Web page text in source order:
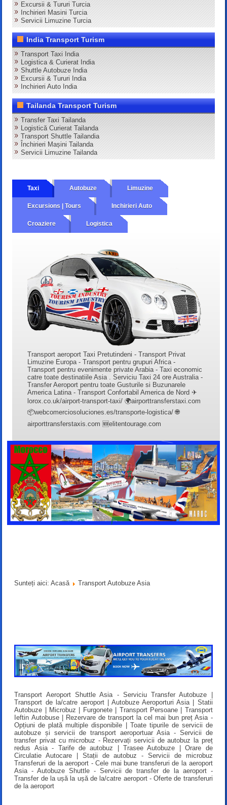
Excursii & Tururi Turcia
Inchirieri Masini Turcia
Servicii Limuzine Turcia
India Transport Turism
Transport Taxi India
Logistica & Curierat India
Shuttle Autobuze India
Excursii & Tururi India
Inchirieri Auto India
Tailanda Transport Turism
Transfer Taxi Tailanda
Logistică Curierat Tailanda
Transport Shuttle Tailandia
Închirieri Mașini Tailanda
Servicii Limuzine Tailanda
Taxi Autobuze Limuzine
Excursions | Tours Inchirieri Auto
Croaziere Logistica
Transport aeroport Taxi Pretutindeni - Transport Privat
Limuzine Europa - Transport pentru grupuri Africa -
Transport pentru evenimente private Arabia - Taxi economic
catre toate destinatiile Asia . Serviciu Taxi 24 ore Australia -
Transfer Aeroport pentru toate Gusturile si Buzunarele
America Latina - Transport Confortabil America de Nord ✈
lorox.co.uk/airport-transport-taxi/ 🌍airporttransferstaxi.com
📦webcomerciosoluciones.es/transporte-logistica/ 🌐
airporttransferstaxis.com 🆕elitentourage.com
Sunteți aici:Acasă Transport Autobuze Asia
Transport Aeroport Shuttle Asia - Serviciu Transfer Autobuze |
Transport de la/catre aeroport | Autobuze Aeroporturi Asia | Statii
Autobuze | Microbuz | Furgonete | Transport Persoane | Transport
Ieftin Autobuse | Rezervare de transport la cel mai bun preț Asia -
Opțiuni de plată multiple disponibile | Toate tipurile de servicii de
autobuze și servicii de transport aeroportuar Asia - Servicii de
transfer privat cu microbuz - Rezervați servicii de autobuz la preț
redus Asia - Tarife de autobuz | Trasee Autobuze | Orare de
Circulatie Autocare | Stații de autobuz - Servicii de microbuz
Transferuri de la aeroport - Cele mai bune transferuri de la aeroport
Asia - Autobuze Shuttle - Servicii de transfer de la aeroport -
Transfer de la ușă la ușă de la/catre aeroport - Oferte de transferuri
de la aeroport